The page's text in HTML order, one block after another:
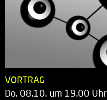
VORTRAG
Do. 08.10. um 19.00 Uhr